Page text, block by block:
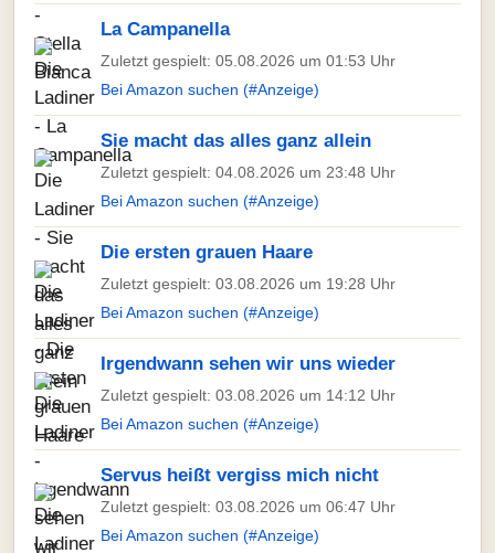
La Campanella
Zuletzt gespielt: 05.08.2026 um 01:53 Uhr
Bei Amazon suchen (#Anzeige)
Sie macht das alles ganz allein
Zuletzt gespielt: 04.08.2026 um 23:48 Uhr
Bei Amazon suchen (#Anzeige)
Die ersten grauen Haare
Zuletzt gespielt: 03.08.2026 um 19:28 Uhr
Bei Amazon suchen (#Anzeige)
Irgendwann sehen wir uns wieder
Zuletzt gespielt: 03.08.2026 um 14:12 Uhr
Bei Amazon suchen (#Anzeige)
Servus heißt vergiss mich nicht
Zuletzt gespielt: 03.08.2026 um 06:47 Uhr
Bei Amazon suchen (#Anzeige)